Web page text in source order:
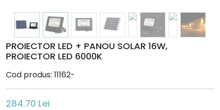
PROIECTOR LED + PANOU SOLAR 16W,
PROIECTOR LED 6000K
Cod produs: 11162-
284.70 Lei